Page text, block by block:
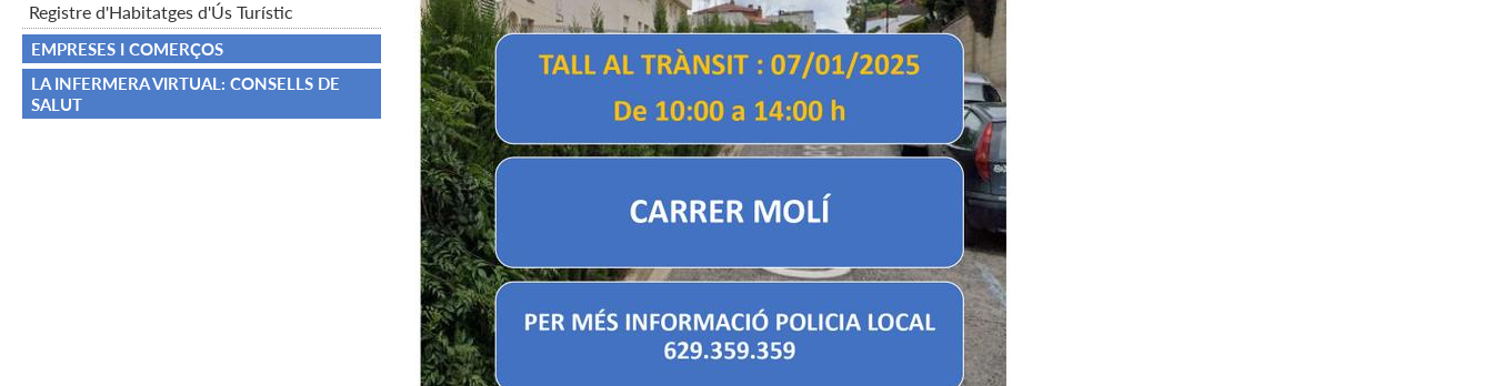
Registre d'Habitatges d'Ús Turístic
EMPRESES I COMERÇOS
LA INFERMERA VIRTUAL: CONSELLS DE
SALUT